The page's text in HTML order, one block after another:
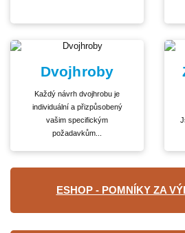
Dvojhroby
Každý návrh dvojhrobu je
individuální a přizpůsobený
vašim specifickým
požadavkům...
ESHOP - POMNÍKY ZA